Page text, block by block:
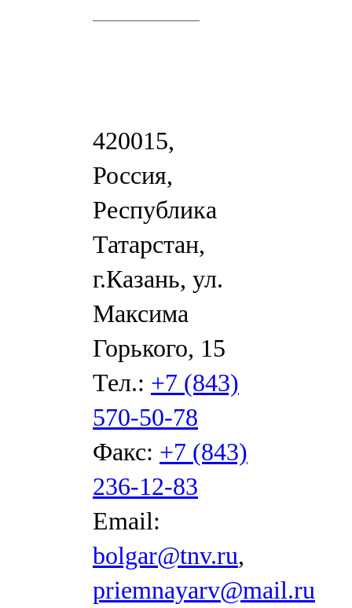
420015,
Россия,
Республика
Татарстан,
г.Казань, ул.
Максима
Горького, 15
Тел.: +7 (843)
570-50-78
Факс: +7 (843)
236-12-83
Email:
bolgar@tnv.ru,
priemnayarv@mail.ru